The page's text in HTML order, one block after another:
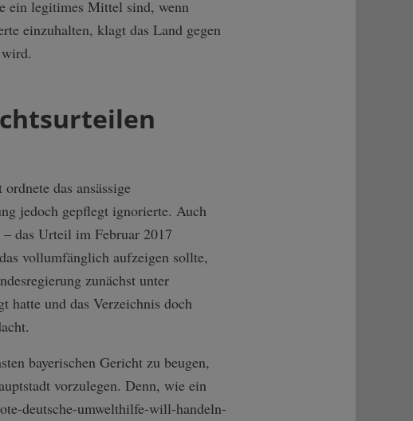
ein legitimes Mittel sind, wenn
einzuhalten, klagt das Land gegen
das ansässige
jedoch gepflegt ignorierte. Auch
das Urteil im Februar 2017
vollumfänglich aufzeigen sollte,
zunächst unter
hatte und das Verzeichnis doch
bayerischen Gericht zu beugen,
vorzulegen. Denn, wie ein
deutsche-umw­elthilfe-will-h­andeln-